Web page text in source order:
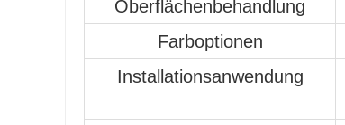
Oberflächenbehandlung
Farboptionen
Installationsanwendung